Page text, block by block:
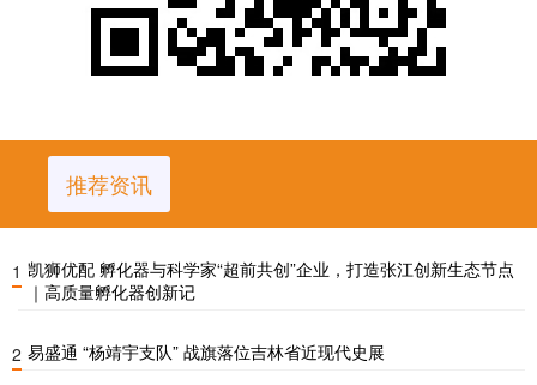
推荐资讯
1 凯狮优配 孵化器与科学家“超前共创”企业，打造张江创新生态节点
｜高质量孵化器创新记
2 易盛通 “杨靖宇支队” 战旗落位吉林省近现代史展